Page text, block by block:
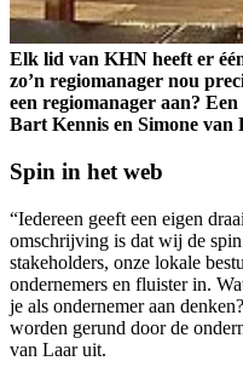
Elk lid van KHN heeft er
zo’n regiomanager nou
een regiomanager aan?
Bart Kennis en Simone van
Spin in het web
“Iedereen geeft een eigen
omschrijving is dat wij de
stakeholders, onze lokale
ondernemers en fluister in.
je als ondernemer aan
worden gerund door de
van Laar uit.